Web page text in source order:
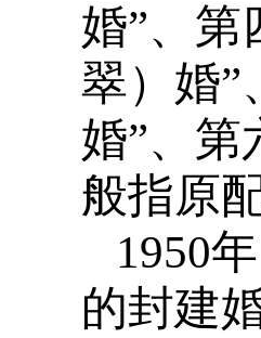
婚”、第
翠）婚”
婚”、第
般指原
1950
的封建